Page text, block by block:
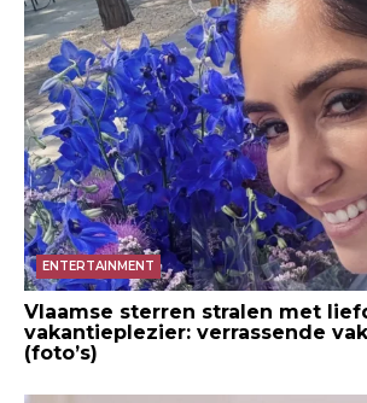
ENTERTAINMENT
Vlaamse sterren stralen met
vakantieplezier: verrassende
(foto’s)